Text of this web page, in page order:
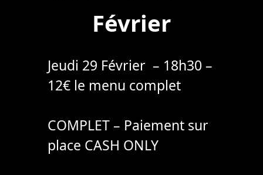
Février
Jeudi 29 Février – 18h30 –
12€ le menu complet
COMPLET – Paiement sur
place CASH ONLY